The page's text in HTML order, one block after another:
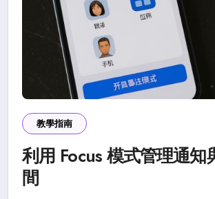
教學指南
利用 Focus 模式管理通知
間